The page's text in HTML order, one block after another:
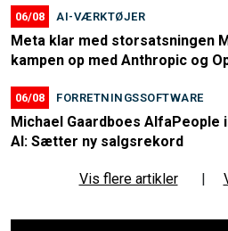
06/08 AI-VÆRKTØJER
Meta klar med storsatsningen
kampen op med Anthropic og
06/08 FORRETNINGSSOFTWARE
Michael Gaardboes
AI: Sætter ny salgsrekord
Vis flere artikler |